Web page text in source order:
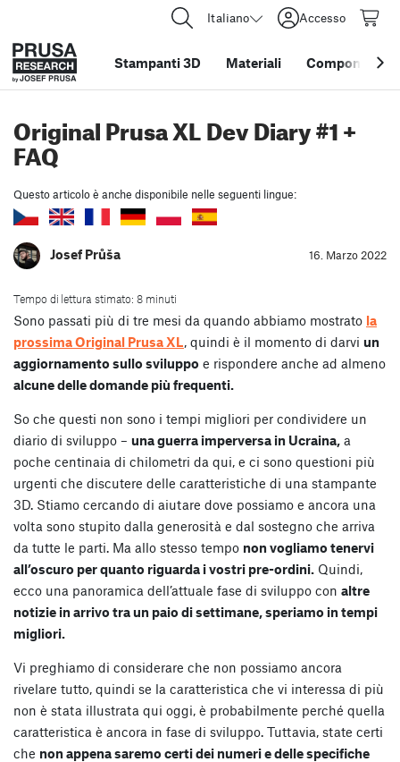
Italiano Accesso
Stampanti 3D Materiali Componenti e
Original Prusa XL Dev Diary #1 +
FAQ
Questo articolo è anche disponibile nelle seguenti lingue:
Josef Průša 16. Marzo 2022
Tempo di lettura stimato: 8 minuti
Sono passati più di tre mesi da quando abbiamo mostrato la
prossima Original Prusa XL, quindi è il momento di darvi un
aggiornamento sullo sviluppo e rispondere anche ad almeno
alcune delle domande più frequenti.
So che questi non sono i tempi migliori per condividere un
diario di sviluppo – una guerra imperversa in Ucraina, a
poche centinaia di chilometri da qui, e ci sono questioni più
urgenti che discutere delle caratteristiche di una stampante
3D. Stiamo cercando di aiutare dove possiamo e ancora una
volta sono stupito dalla generosità e dal sostegno che arriva
da tutte le parti. Ma allo stesso tempo non vogliamo tenervi
all’oscuro per quanto riguarda i vostri pre-ordini. Quindi,
ecco una panoramica dell’attuale fase di sviluppo con altre
notizie in arrivo tra un paio di settimane, speriamo in tempi
migliori.
Vi preghiamo di considerare che non possiamo ancora
rivelare tutto, quindi se la caratteristica che vi interessa di più
non è stata illustrata qui oggi, è probabilmente perché quella
caratteristica è ancora in fase di sviluppo. Tuttavia, state certi
che non appena saremo certi dei numeri e delle specifiche